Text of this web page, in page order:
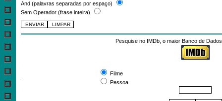
And (palavras separadas por espaço)
Sem Operador (frase inteira)
Pesquise no IMDb, o maior Banco de
Filme
Pessoa